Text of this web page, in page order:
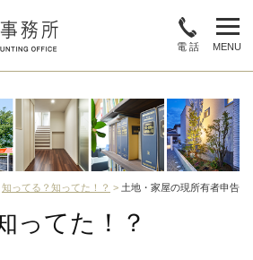
MENU
電 話
知ってる？知ってた！？ > 土地・家屋の現所有者申告
ってた！？